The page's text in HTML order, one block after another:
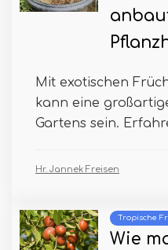
Mit exotischen
kann eine
Gartens sein.
Hr. Jannek Freisen
Tropische
Wie